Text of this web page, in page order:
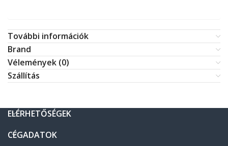
További információk
Brand
Vélemények (0)
Szállítás
ELÉRHETŐSÉGEK
CÉGADATOK